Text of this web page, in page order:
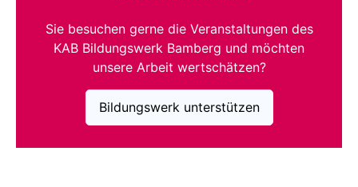
Sie besuchen gerne die Veranstaltungen des
KAB Bildungswerk Bamberg und möchten
unsere Arbeit wertschätzen?
Bildungswerk unterstützen